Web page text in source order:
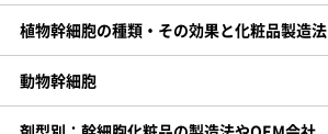
植物幹細胞の種類・その効果と化粧品製造法
動物幹細胞